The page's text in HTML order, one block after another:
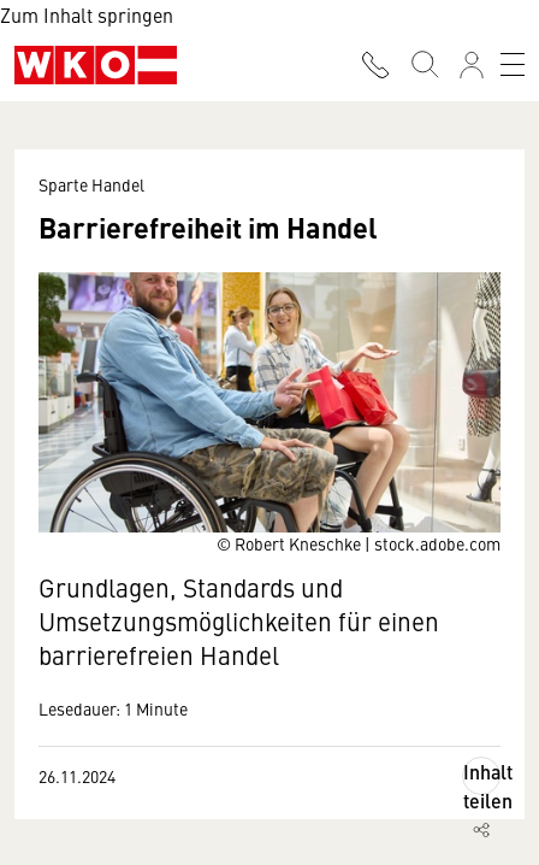
Zum Inhalt springen
© Robert Kneschke | stock.adobe.com
Sparte Handel
Barrierefreiheit im Handel
Grundlagen, Standards und
Umsetzungsmöglichkeiten für einen
barrierefreien Handel
Lesedauer: 1 Minute
26.11.2024
Inhalt
teilen